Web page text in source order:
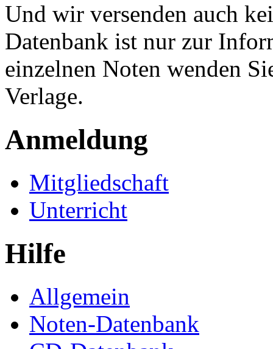
Und wir versenden auch
Datenbank ist nur zur
einzelnen Noten wenden
Verlage.
Anmeldung
Mitgliedschaft
Unterricht
Hilfe
Allgemein
Noten-Datenbank